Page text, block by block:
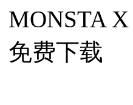
MONSTA X
免费下载